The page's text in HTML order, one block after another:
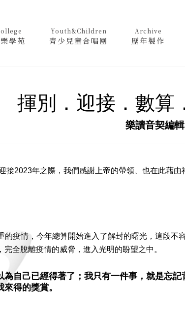
學苑
Youth&Children
青少兒童合唱團
Archive
歷年製作
揮別．迎接．數算
樂讀音契編輯
2023年之際，我們感謝上帝的帶領、也在此藉由
的疫情，今年總算開始進入了解封的曙光，這段不
完全脫離疫情的威脅，進入光明的盼望之中。
為自己已經得著了；我只有一件事，就是忘
得的獎賞。